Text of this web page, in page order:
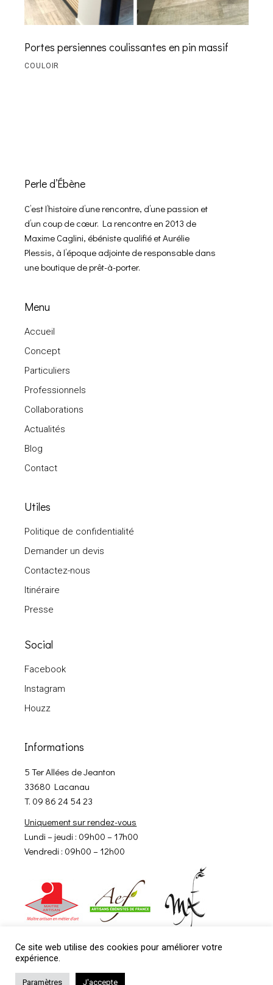
Portes persiennes coulissantes en pin massif
COULOIR
Perle d’Ébène
C’est l’histoire d’une rencontre, d’une passion et
d’un coup de cœur. La rencontre en 2013 de
Maxime Caglini, ébéniste qualifié et Aurélie
Plessis, à l’époque adjointe de responsable dans
une boutique de prêt-à-porter.
Menu
Accueil
Concept
Particuliers
Professionnels
Collaborations
Actualités
Blog
Contact
Utiles
Politique de confidentialité
Demander un devis
Contactez-nous
Itinéraire
Presse
Social
Facebook
Instagram
Houzz
Informations
5 Ter Allées de Jeanton
33680 Lacanau
T. 09 86 24 54 23
Uniquement sur rendez-vous
Lundi – jeudi : 09h00 – 17h00
Vendredi : 09h00 – 12h00
Ce site web utilise des cookies pour améliorer votre
expérience.
Paramètres J'accepte